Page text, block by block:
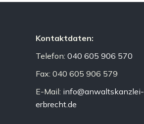
Kontaktdaten:
Telefon: 040 605 906 570
Fax: 040 605 906 579
E-Mail: info@anwaltskanzlei-
erbrecht.de